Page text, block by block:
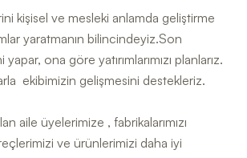
kişisel ve mesleki anlamda geliştirme
yaratmanın bilincindeyiz.Son
ona göre yatırımlarımızı planlarız.
ekibimizin gelişmesini destekleriz.
aile üyelerimize , fabrikalarımızı
ve ürünlerimizi daha iyi